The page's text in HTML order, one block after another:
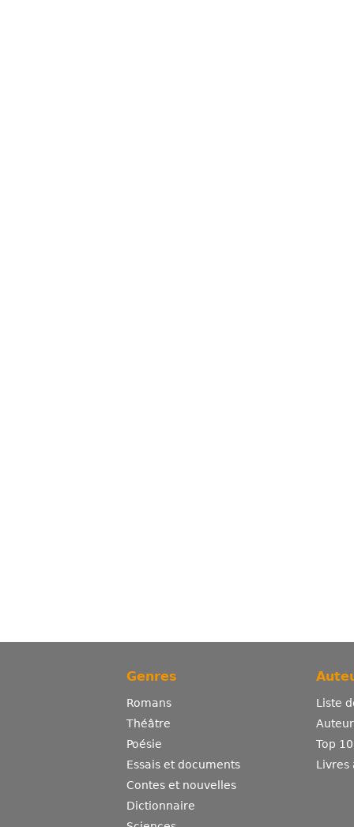
Genres
Romans
Théâtre
Poésie
Essais et documents
Contes et nouvelles
Dictionnaire
Liste
Top
Livres